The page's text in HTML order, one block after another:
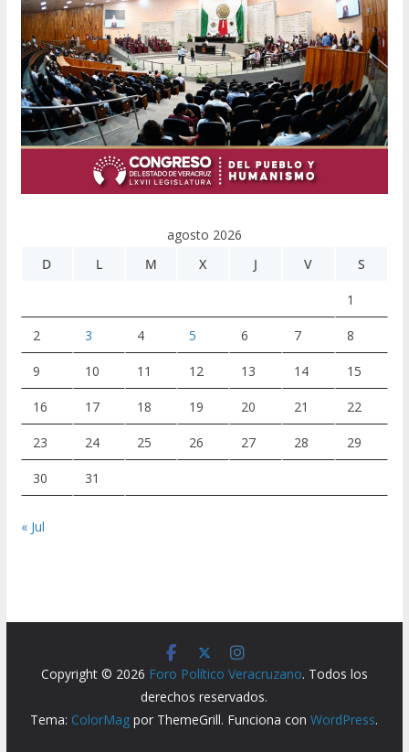
agosto 2026
D
L M X J V S
1
2 3 4 5 6 7 8
9 10 11 12 13 14 15
16 17 18 19 20 21 22
23 24 25 26 27 28 29
30 31
« Jul
Copyright © 2026 Foro Político Veracruzano. Todos los
derechos reservados.
Tema: ColorMag por ThemeGrill. Funciona conWordPress.